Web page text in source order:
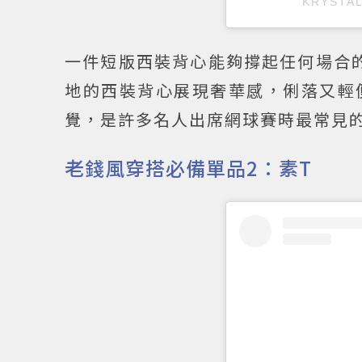
一件短版西裝背心能夠撐起任何場
地的西裝背心展現奢華感，俐落又
覺，是許多名人出席網球賽時最常見
老錢風穿搭必備單品2：素T